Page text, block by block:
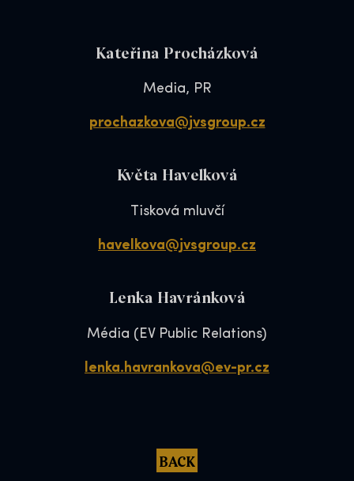
Kateřina Procházková
Media, PR
prochazkova@jvsgroup.cz
Květa Havelková
Tisková mluvčí
havelkova@jvsgroup.cz
Lenka Havránková
Média (EV Public Relations)
lenka.havrankova@ev-pr.cz
BACK